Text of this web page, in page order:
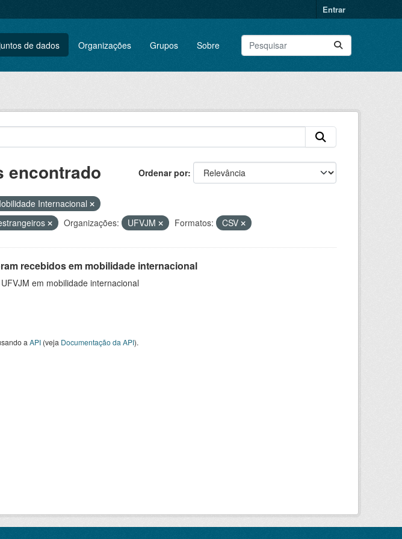
Entrar
de dados Organizações Grupos Sobre
Ordenar por
encontrado
Internacional
Organizações: UFVJM Formatos: CSV
recebidos em mobilidade internacional
em mobilidade internacional
a API(veja Documentação da API).